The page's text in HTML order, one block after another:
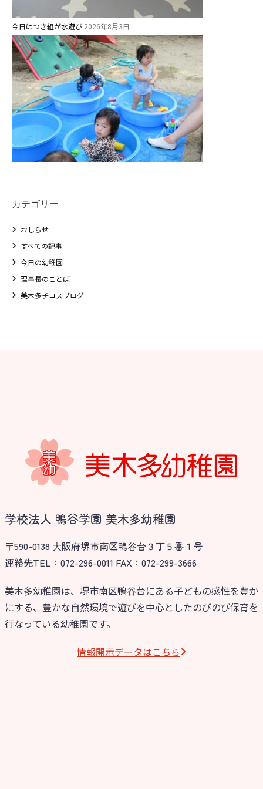
今日はつき組が水遊び 2026年8月3日
カテゴリー
おしらせ
すべての記事
今日の幼稚園
理事長のことば
美木多チコスブログ
学校法人 鴨谷学園 美木多幼稚園
〒590-0138 ⼤阪府堺市南区鴨⾕台３丁５番１号
連絡先TEL：072-296-0011 FAX：072-299-3666
美木多幼稚園は、堺市南区鴨谷台にある子どもの感性を豊か
にする、豊かな自然環境で遊びを中心としたのびのび保育を
行なっている幼稚園です。
情報開⽰データはこちら